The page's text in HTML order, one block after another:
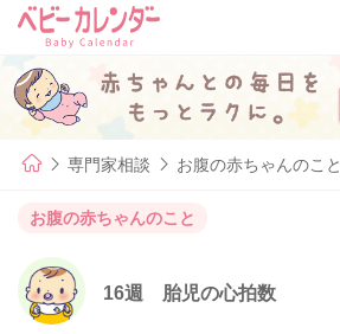
専門家相談 お腹の赤ちゃんのこと
お腹の赤ちゃんのこと
16週 胎児の心拍数